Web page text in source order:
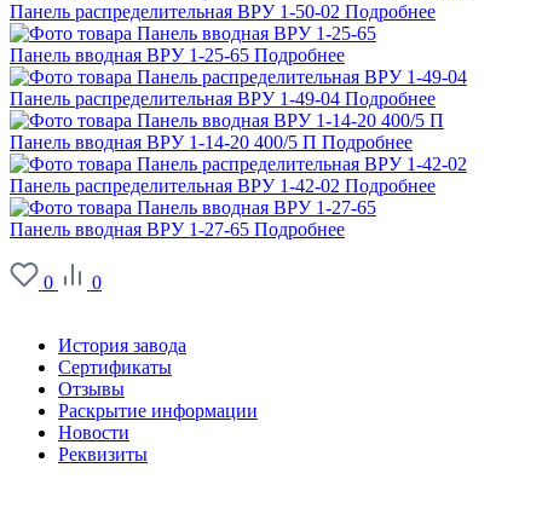
Панель распределительная ВРУ 1-50-02 Подробнее
Панель вводная ВРУ 1-25-65 Подробнее
Панель распределительная ВРУ 1-49-04 Подробнее
Панель вводная ВРУ 1-14-20 400/5 П Подробнее
Панель распределительная ВРУ 1-42-02 Подробнее
Панель вводная ВРУ 1-27-65 Подробнее
0
0
История завода
Сертификаты
Отзывы
Раскрытие информации
Новости
Реквизиты